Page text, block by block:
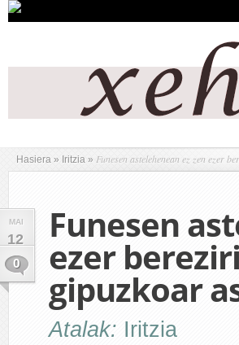
Hasiera » Iritzia » Funesen astelehenean ez zen ezer
MAI
12
0
Funesen
ezer
gipuzkoar
Atalak: Iritzia